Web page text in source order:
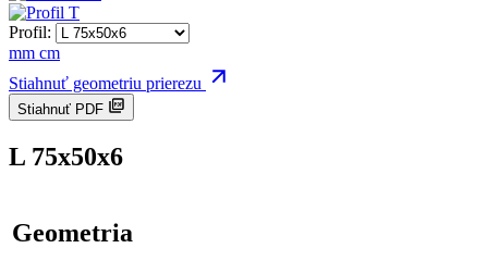
Profil:
mm cm
Stiahnuť geometriu prierezu
Stiahnuť PDF
L 75x50x6
Geometria